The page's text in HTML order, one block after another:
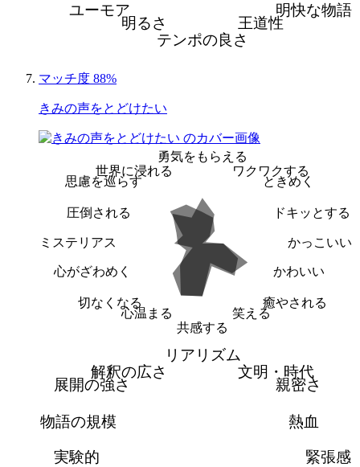
明快な物語
王道性
テンポの良さ
明るさ
ユーモア
マッチ度 88%
きみの声をとどけたい
勇気をもらえる
ワクワクする
ときめく
ドキッとする
かっこいい
かわいい
癒やされる
笑える
共感する
心温まる
切なくなる
心がざわめく
ミステリアス
圧倒される
思慮を巡らす
世界に浸れる
リアリズム
文明・時代
親密さ
熱血
緊張感
実験的
物語の規模
展開の強さ
解釈の広さ